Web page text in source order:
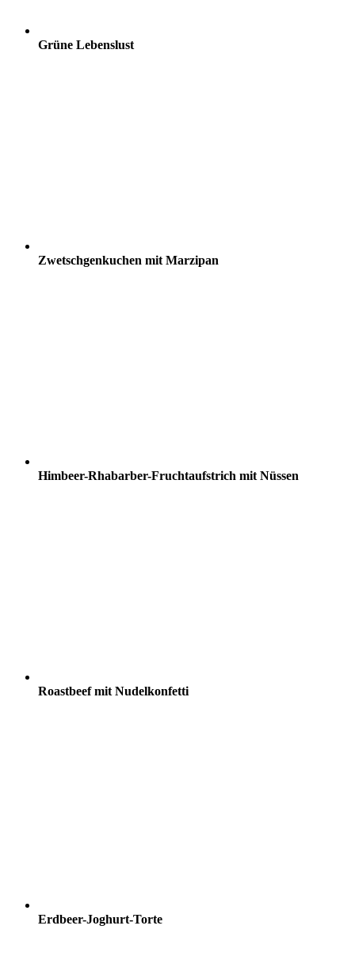
Grüne Lebenslust
Zwetschgenkuchen mit Marzipan
Himbeer-Rhabarber-Fruchtaufstrich mit Nüssen
Roastbeef mit Nudelkonfetti
Erdbeer-Joghurt-Torte